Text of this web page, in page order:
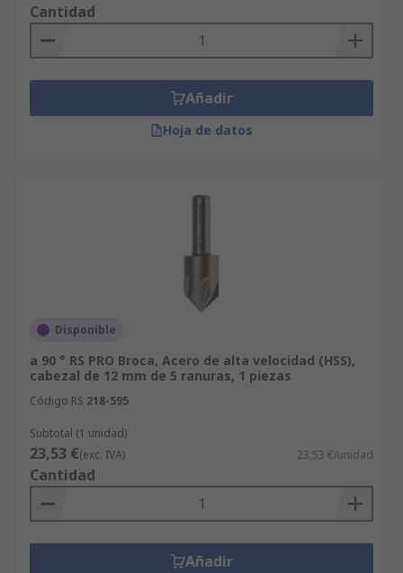
Cantidad
Añadir
Hoja de datos
Disponible
a 90 ° RS PRO Broca, Acero de alta velocidad (HSS),
cabezal de 12 mm de 5 ranuras, 1 piezas
Código RS 218-595
Subtotal (1 unidad)
23,53 €(exc. IVA) 23,53 €/unidad
Cantidad
Añadir